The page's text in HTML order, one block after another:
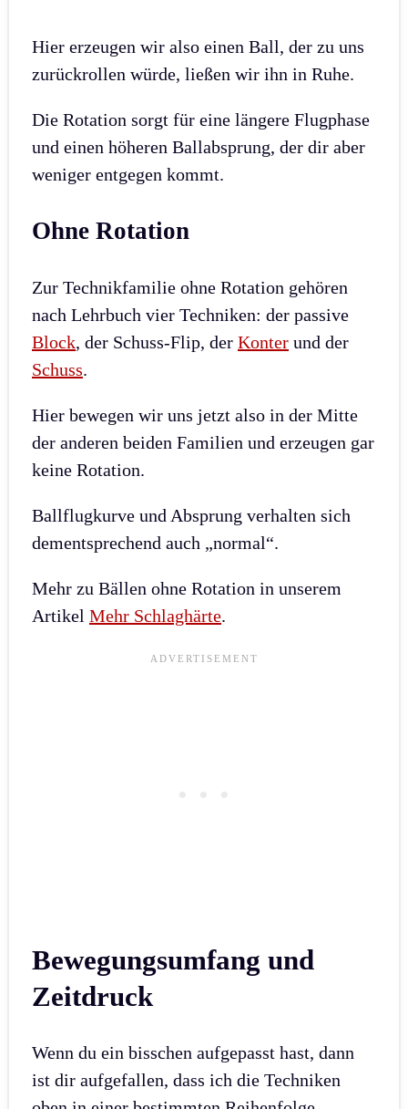
Hier erzeugen wir also einen Ball, der zu uns
zurückrollen würde, ließen wir ihn in Ruhe.
Die Rotation sorgt für eine längere Flugphase
und einen höheren Ballabsprung, der dir aber
weniger entgegen kommt.
Ohne Rotation
Zur Technikfamilie ohne Rotation gehören
nach Lehrbuch vier Techniken: der passive
Block, der Schuss-Flip, der Konter und der
Schuss.
Hier bewegen wir uns jetzt also in der Mitte
der anderen beiden Familien und erzeugen gar
keine Rotation.
Ballflugkurve und Absprung verhalten sich
dementsprechend auch „normal“.
Mehr zu Bällen ohne Rotation in unserem
Artikel Mehr Schlaghärte.
Bewegungsumfang und
Zeitdruck
Wenn du ein bisschen aufgepasst hast, dann
ist dir aufgefallen, dass ich die Techniken